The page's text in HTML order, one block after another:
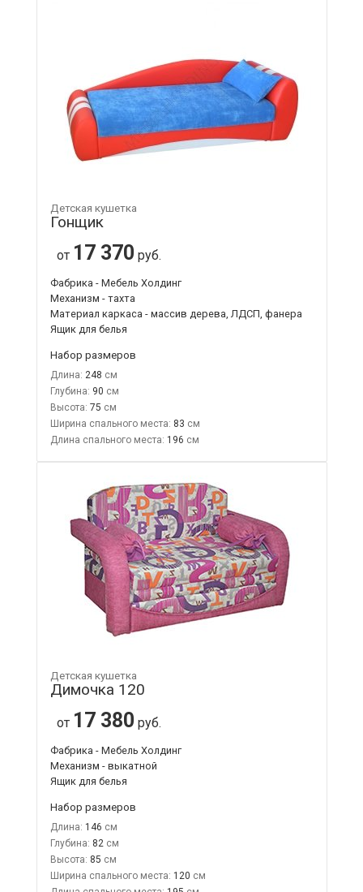
Детская кушетка
Гонщик
от 17 370 руб.
Фабрика - Мебель Холдинг
Механизм - тахта
Материал каркаса - массив дерева, ЛДСП, фанера
Ящик для белья
Набор размеров
Длина: 248
Глубина: 90
Высота: 75
Ширина спального места: 83
Длина спального места: 196
Детская кушетка
Димочка 120
от 17 380 руб.
Фабрика - Мебель Холдинг
Механизм - выкатной
Ящик для белья
Набор размеров
Длина: 146
Глубина: 82
Высота: 85
Ширина спального места: 120